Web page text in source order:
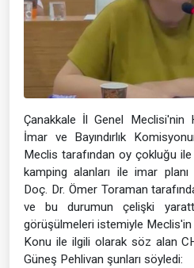
Çanakkale İl Genel Meclisi'nin
İmar ve Bayındırlık
Meclis tarafından oy çokluğu
kamping alanları ile imar
Doç. Dr. Ömer Toraman
ve bu durumun çelişki
görüşülmeleri istemiyle Meclis'in
Konu ile ilgili olarak söz alan
Güneş Pehlivan şunları söyledi: